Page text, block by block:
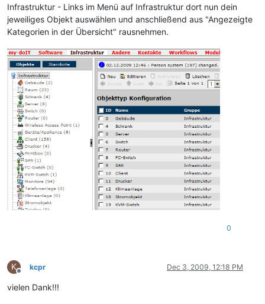
Infrastruktur - Links im Menü auf Infrastruktur dort nun dein
jeweiliges Objekt auswählen und anschließend aus "Angezeigte
Kategorien in der Übersicht" rausnehmen.
0
K
Offline
kcpr Dec 3, 2009, 12:18 PM
vielen Dank!!!